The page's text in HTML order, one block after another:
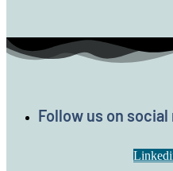
Follow us on social